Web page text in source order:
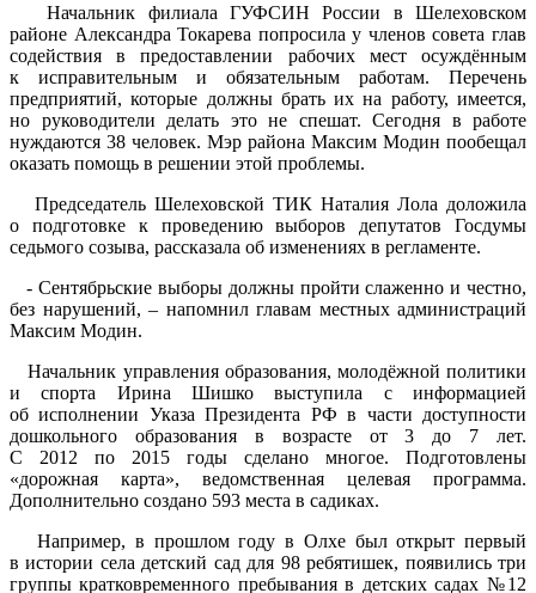
Начальник филиала ГУФСИН России в Шелеховском
районе Александра Токарева попросила у членов совета глав
содействия в предоставлении рабочих мест осуждённым
к исправительным и обязательным работам. Перечень
предприятий, которые должны брать их на работу, имеется,
но руководители делать это не спешат. Сегодня в работе
нуждаются 38 человек. Мэр района Максим Модин пообещал
оказать помощь в решении этой проблемы.
Председатель Шелеховской ТИК Наталия Лола доложила
о подготовке к проведению выборов депутатов Госдумы
седьмого созыва, рассказала об изменениях в регламенте.
- Сентябрьские выборы должны пройти слаженно и честно,
без нарушений, – напомнил главам местных администраций
Максим Модин.
Начальник управления образования, молодёжной политики
и спорта Ирина Шишко выступила с информацией
об исполнении Указа Президента РФ в части доступности
дошкольного образования в возрасте от 3 до 7 лет.
С 2012 по 2015 годы сделано многое. Подготовлены
«дорожная карта», ведомственная целевая программа.
Дополнительно создано 593 места в садиках.
Например, в прошлом году в Олхе был открыт первый
в истории села детский сад для 98 ребятишек, появились три
группы кратковременного пребывания в детских садах №12